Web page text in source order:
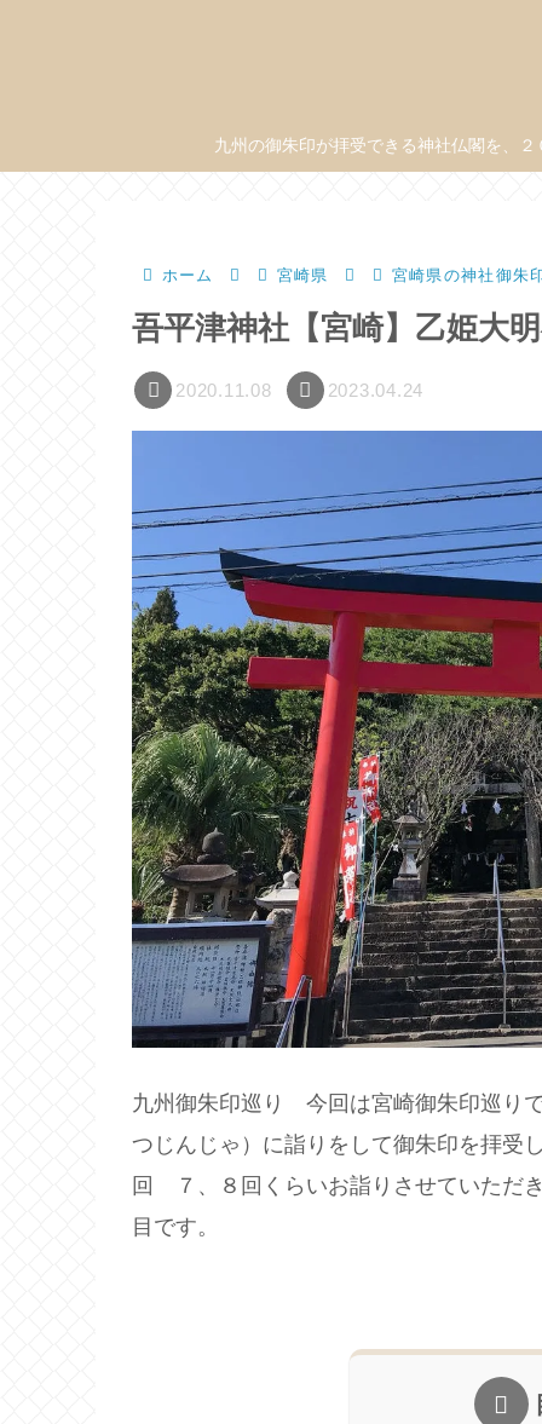
九州の御朱印が拝受できる神社仏閣を、
ホーム 宮崎県 宮崎県の神社御朱
吾平津神社【宮崎】乙姫大
2020.11.08 2023.04.24
九州御朱印巡り 今回は宮崎御朱印巡り
つじんじゃ）に詣りをして御朱印を拝
回 ７、８回くらいお詣りさせていただ
目です。